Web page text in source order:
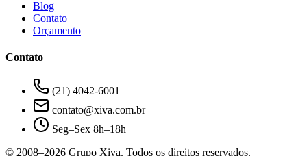
Blog
Contato
Orçamento
Contato
(21) 4042-6001
contato@xiva.com.br
Seg–Sex 8h–18h
© 2008–2026 Grupo Xiva. Todos os direitos reservados.